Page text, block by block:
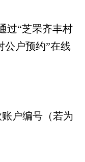
过“芝罘齐丰村
户预约”在线
户编号（若为